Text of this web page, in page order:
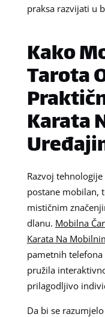
praksa razvijati u
Kako
Tarota
Karata
Razvoj
postane mobilan,
mističnim
dlanu. Mobilna
Karata Na
pametnih
pružila
prilagodljivo
Da bi se